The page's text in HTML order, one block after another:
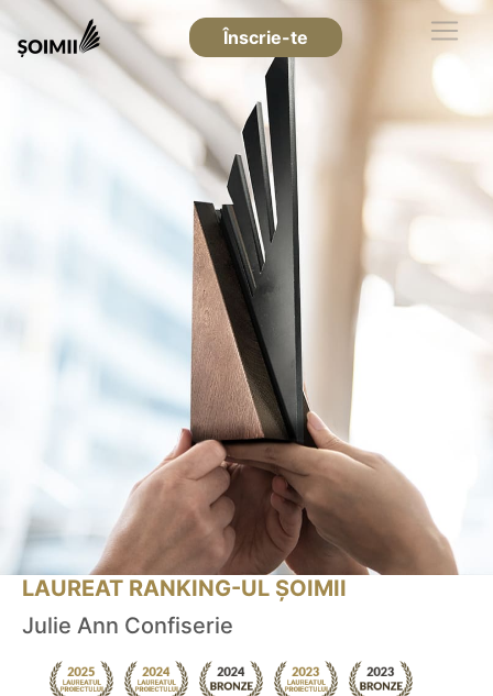
Înscrie-te
LAUREAT RANKING-UL ȘOIMII
Julie Ann Confiserie